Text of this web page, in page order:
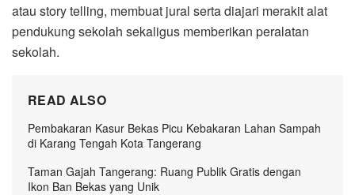
atau story telling, membuat jural serta diajari merakit alat
pendukung sekolah sekaligus memberikan peralatan
sekolah.
READ ALSO
Pembakaran Kasur Bekas Picu Kebakaran Lahan Sampah
di Karang Tengah Kota Tangerang
Taman Gajah Tangerang: Ruang Publik Gratis dengan
Ikon Ban Bekas yang Unik